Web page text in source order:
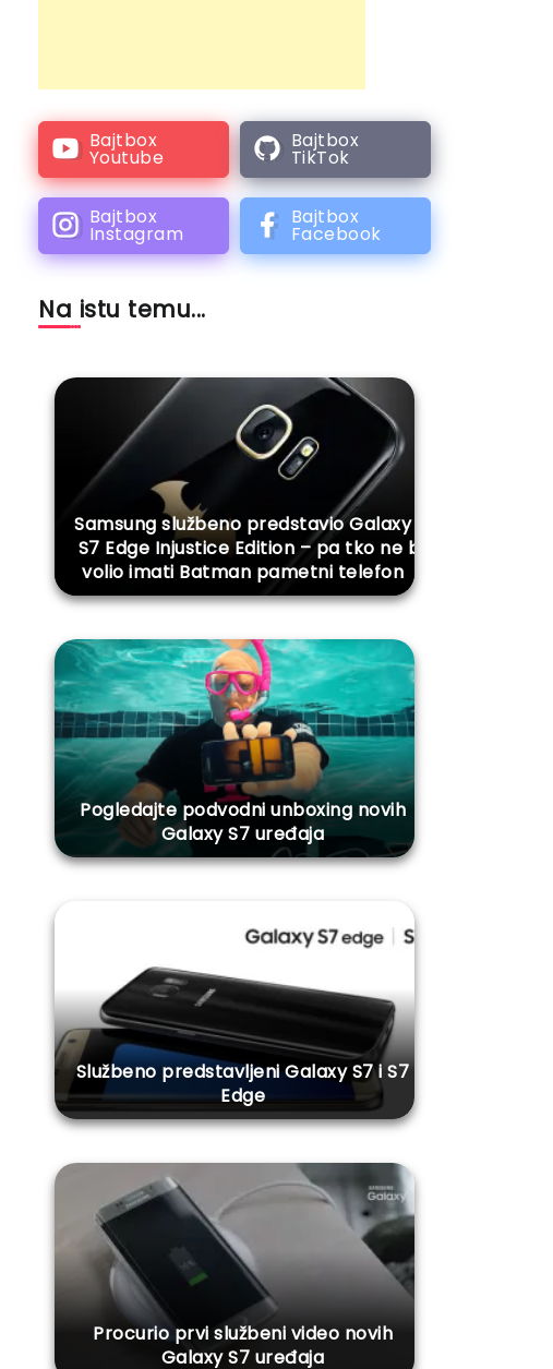
Bajtbox
Youtube
Bajtbox
TikTok
Bajtbox
Instagram
Bajtbox
Facebook
Na istu temu...
Samsung službeno predstavio Galaxy
S7 Edge Injustice Edition – pa tko ne bi
volio imati Batman pametni telefon
Pogledajte podvodni unboxing novih
Galaxy S7 uređaja
Službeno predstavljeni Galaxy S7 i S7
Edge
Procurio prvi službeni video novih
Galaxy S7 uređaja